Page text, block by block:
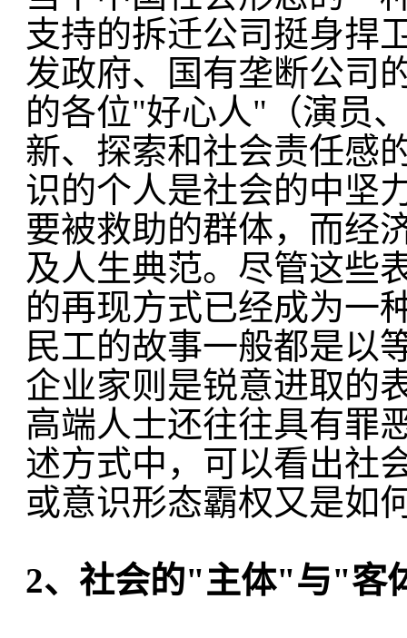
支持的拆迁公司挺身捍
发政府、国有垄断公司
的各位"好心人"（演员
新、探索和社会责任感
识的个人是社会的中坚
要被救助的群体，而经
及人生典范。尽管这些
的再现方式已经成为一
民工的故事一般都是以
企业家则是锐意进取的
高端人士还往往具有罪
述方式中，可以看出社
或意识形态霸权又是如
2、社会的"主体"与"客